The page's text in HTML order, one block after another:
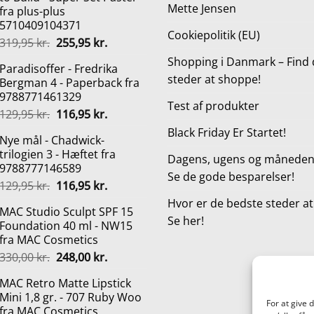
For at give
fra plus-plus
5710409104371
319,95kr. Den
pris
var:
319,95 kr..
255,95 kr.Den
pris
er:
Paradisoffer - Fredrika
Bergman 4 - Paperback fra
9788771461329
129,95kr. Den
pris
var:
129,95 kr..
116,95 kr.Den
er:
Nye mål - Chadwick-
trilogien 3 - Hæftet fra
9788777146589
129,95kr. Den
pris
var:
129,95 kr..
116,95 kr.Den
pris
er:
MAC Studio Sculpt SPF 15
Foundation 40 ml - NW15
fra MAC Cosmetics
330,00kr. Den
pris
var:
248,00 kr.Den
pris
er:
MAC Retro Matte Lipstick
Mini 1,8 gr. - 707 Ruby Woo
Mette Jensen
Cookiepolitik (EU)
Shopping i Danmark – Find
steder at shoppe!
Test af produkter
Black Friday Er Startet!
Dagens, ugens og
Se de gode besparelser!
Hvor er de bedste steder
Se her!